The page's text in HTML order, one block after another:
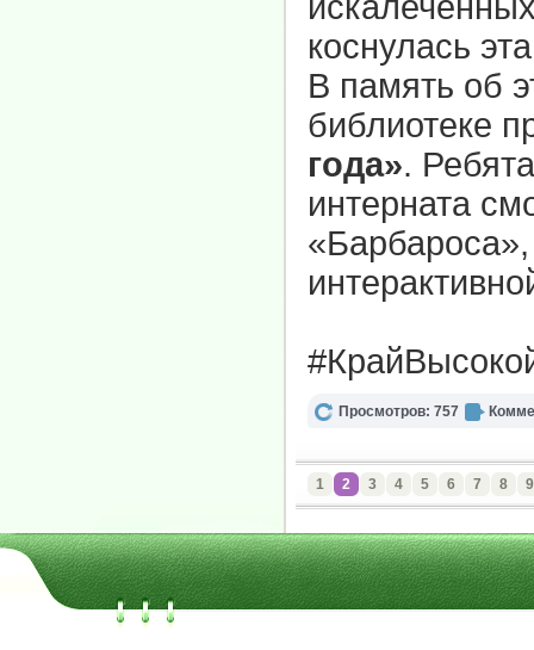
коснулась
В память об
библиотеке
года».
интерната
Просмотров: 757
1 2 3 4 5 6 7 8 9
МБУК "Ужурская ЦБС" | 2011-2026 | www.cbsuzr.ru